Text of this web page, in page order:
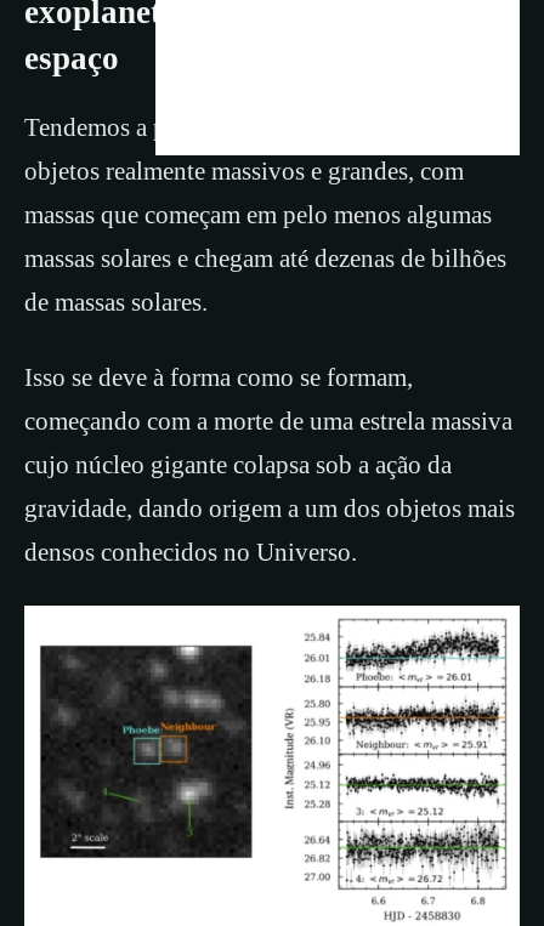
exoplanetas errantes à deriva no
espaço
Tendemos a pensar nos buracos negros como
objetos realmente massivos e grandes, com
massas que começam em pelo menos algumas
massas solares e chegam até dezenas de bilhões
de massas solares.
Isso se deve à forma como se formam,
começando com a morte de uma estrela massiva
cujo núcleo gigante colapsa sob a ação da
gravidade, dando origem a um dos objetos mais
densos conhecidos no Universo.